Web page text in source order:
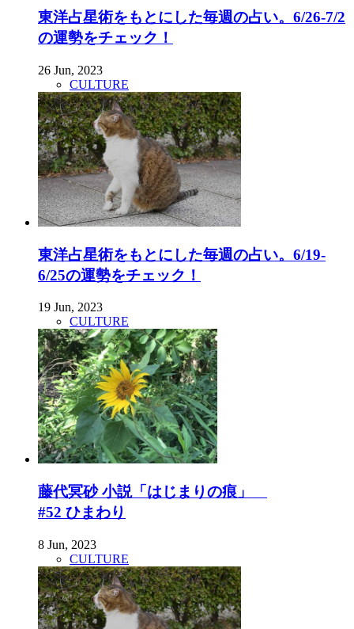
東洋占星術をもとにした毎週の占い。6/26-7/2
の運勢をチェック！
26 Jun, 2023
CULTURE
東洋占星術をもとにした毎週の占い。6/19-
6/25の運勢をチェック！
19 Jun, 2023
CULTURE
藤代冥砂 小説「はじまりの痕」
#52 ひまわり
8 Jun, 2023
CULTURE